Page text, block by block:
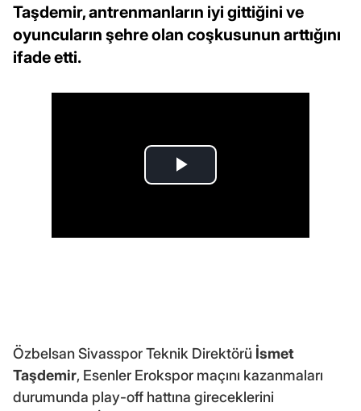
Taşdemir, antrenmanların iyi gittiğini ve
oyuncuların şehre olan coşkusunun arttığını
ifade etti.
Özbelsan Sivasspor Teknik Direktörü İsmet
Taşdemir, Esenler Erokspor maçını kazanmaları
durumunda play-off hattına gireceklerini